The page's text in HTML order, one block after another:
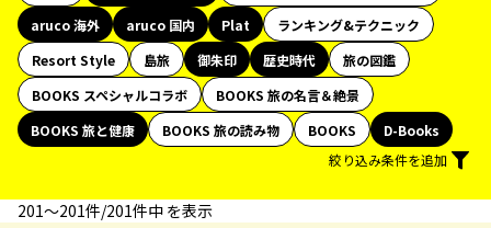
aruco 海外
aruco 国内 Plat
ランキング&テクニック
Resort Style
島旅 御朱印 歴史時代
旅の図鑑
BOOKS スペシャルコラボ
BOOKS 旅の名言＆絶景
BOOKS 旅と健康
BOOKS 旅の読み物 BOOKS
D-Books
絞り込み条件を追加
201〜201件/201件中 を表示